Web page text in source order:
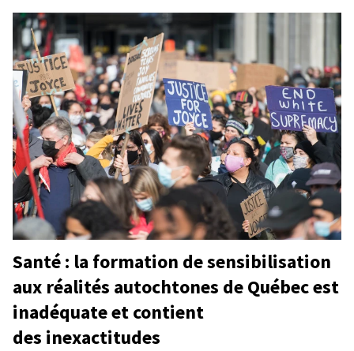
Santé : la formation de sensibilisation
aux réalités autochtones de Québec est
inadéquate et contient
des inexactitudes